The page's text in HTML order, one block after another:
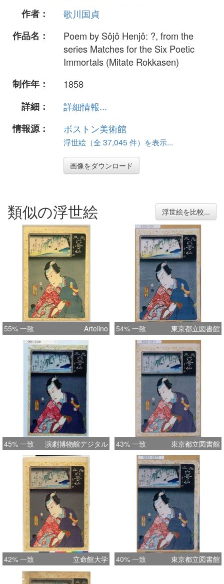
作者：
歌川国貞
作品名：
Poem by Sôjô Henjô: ?, from the
series Matches for the Six Poetic
Immortals (Mitate Rokkasen)
制作年：
1858
詳細：
詳細情報...
情報源：
ボストン美術館
浮世絵（全 37,045 件）を表示...
画像をダウンロード
類似の浮世絵 浮世絵を比較...
55% 一致 Artelino 54% 一致 東京都立図書館
45% 一致 演劇博物館デジタル 43% 一致 東京都立図書館
42% 一致 立命館大学 40% 一致 東京都立図書館